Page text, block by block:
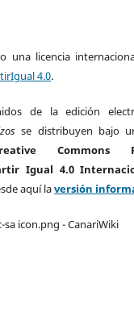
una licencia
4.0.
de la edición
se distribuyen bajo
Commons
Igual 4.0
aquí laversión